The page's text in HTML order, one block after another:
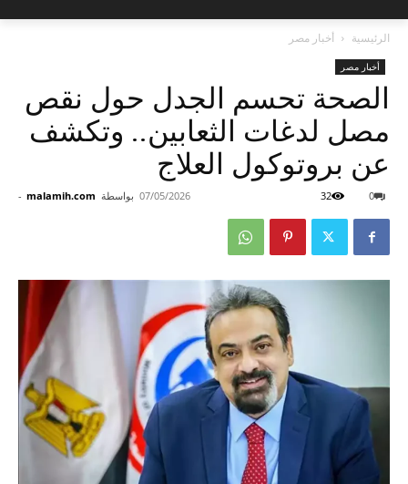
الرئيسية أخبار مصر
أخبار مصر
الصحة تحسم الجدل حول نقص
مصل لدغات الثعابين.. وتكشف
عن بروتوكول العلاج
بواسطة malamih.com
- 07/05/2026 0
32